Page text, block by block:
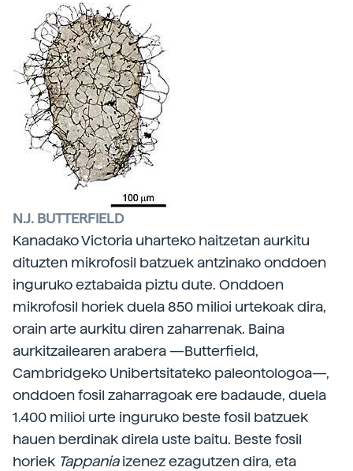
N.J. BUTTERFIELD
Kanadako Victoria uharteko haitzetan aurkitu
dituzten mikrofosil batzuek antzinako onddoen
inguruko eztabaida piztu dute. Onddoen
mikrofosil horiek duela 850 milioi urtekoak dira,
orain arte aurkitu diren zaharrenak. Baina
aurkitzailearen arabera —Butterfield,
Cambridgeko Unibertsitateko paleontologoa—,
onddoen fosil zaharragoak ere badaude, duela
1.400 milioi urte inguruko beste fosil batzuek
hauen berdinak direla uste baitu. Beste fosil
horiek Tappaniaizenez ezagutzen dira, eta